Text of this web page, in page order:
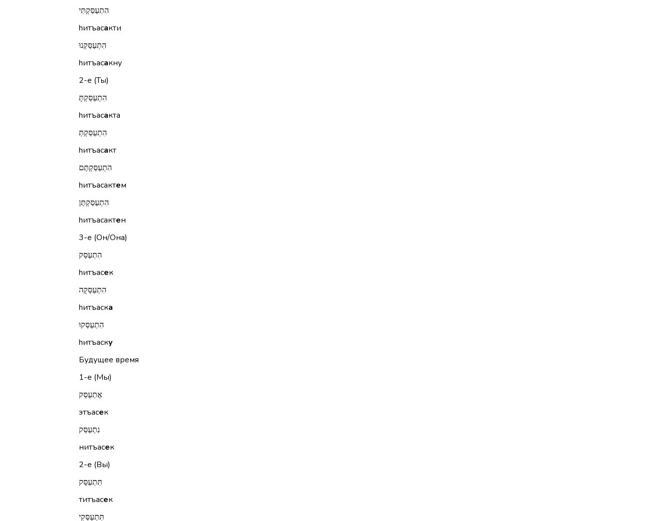
הִתְעַסַּקְתִּי
hитъасакти
הִתְעַסַּקְנוּ
hитъасакну
2-е (Ты)
הִתְעַסַּקְתָּ
hитъасакта
הִתְעַסַּקְתְּ
hитъасакт
הִתְעַסַּקְתֶּם
hитъасактем
הִתְעַסַּקְתֶּן
hитъасактен
3-е (Он/Она)
הִתְעַסֵּק
hитъасек
הִתְעַסְּקָה
hитъаска
הִתְעַסְּקוּ
hитъаску
Будущее время
1-е (Мы)
אֶתְעַסֵּק
этъасек
נִתְעַסֵּק
нитъасек
2-е (Вы)
תִּתְעַסֵּק
титъасек
תִּתְעַסְּקִי